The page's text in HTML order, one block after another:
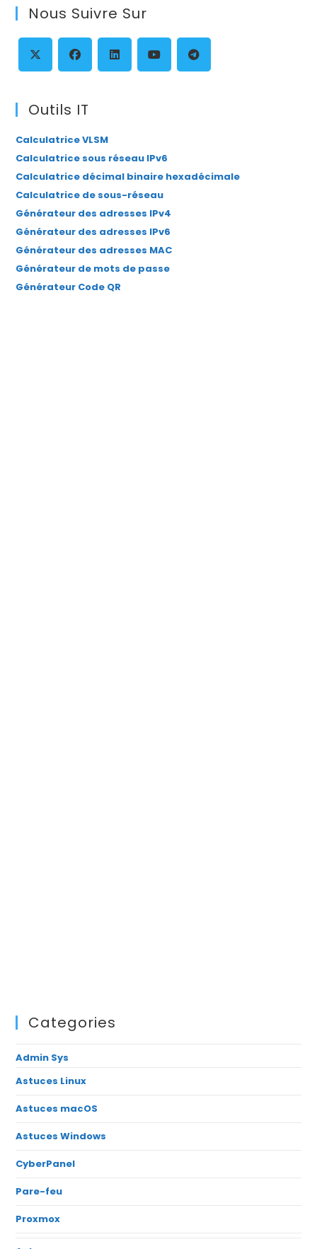
Nous Suivre Sur
dans
un
nouvel
onglet
dans
nouvel
onglet
nouvel
onglet onglet
Outils IT
Calculatrice VLSM
Calculatrice sous réseau IPv6
Calculatrice décimal binaire hexadécimale
Calculatrice de sous-réseau
Générateur des adresses IPv4
Générateur des adresses IPv6
Générateur des adresses MAC
Générateur de mots de passe
Générateur Code QR
Categories
Admin Sys
Astuces Linux
Astuces macOS
Astuces Windows
CyberPanel
Pare-feu
Proxmox